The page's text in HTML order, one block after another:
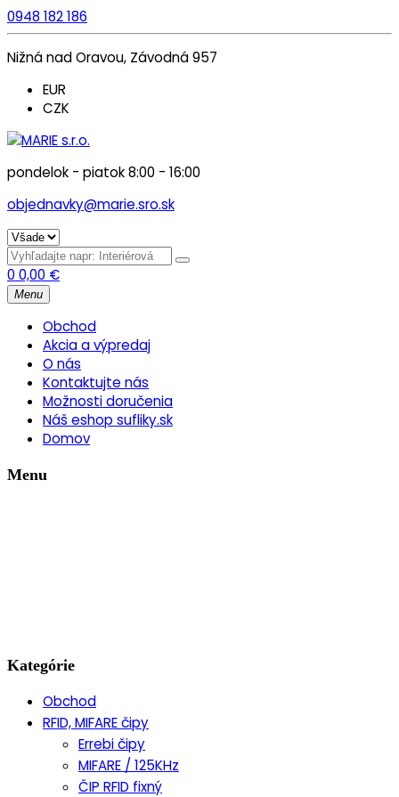
0948 182 186
Nižná nad Oravou, Závodná 957
EUR
CZK
pondelok - piatok 8:00 - 16:00
objednavky@marie.sro.sk
0 0,00 €
Menu
Obchod
Akcia a výpredaj
O nás
Kontaktujte nás
Možnosti doručenia
Náš eshop sufliky.sk
Domov
Menu
Kategórie
Obchod
RFID, MIFARE čipy
Errebi čipy
MIFARE / 125KHz
ČIP RFID fixný